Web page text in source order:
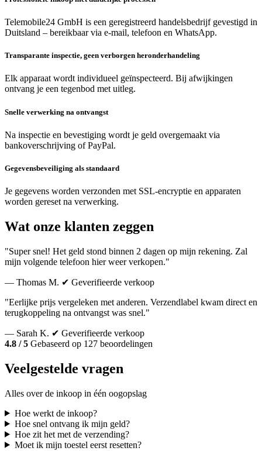
Telemobile24 GmbH is een geregistreerd handelsbedrijf gevestigd in
Duitsland – bereikbaar via e-mail, telefoon en WhatsApp.
Transparante inspectie, geen verborgen heronderhandeling
Elk apparaat wordt individueel geïnspecteerd. Bij afwijkingen
ontvang je een tegenbod met uitleg.
Snelle verwerking na ontvangst
Na inspectie en bevestiging wordt je geld overgemaakt via
bankoverschrijving of PayPal.
Gegevensbeveiliging als standaard
Je gegevens worden verzonden met SSL-encryptie en apparaten
worden gereset na verwerking.
Wat onze klanten zeggen
"Super snel! Het geld stond binnen 2 dagen op mijn rekening. Zal
mijn volgende telefoon hier weer verkopen."
— Thomas M. ✔ Geverifieerde verkoop
"Eerlijke prijs vergeleken met anderen. Verzendlabel kwam direct en
terugkoppeling na ontvangst was snel."
— Sarah K. ✔ Geverifieerde verkoop
4.8 / 5 Gebaseerd op 127 beoordelingen
Veelgestelde vragen
Alles over de inkoop in één oogopslag
Hoe werkt de inkoop?
Hoe snel ontvang ik mijn geld?
Hoe zit het met de verzending?
Moet ik mijn toestel eerst resetten?